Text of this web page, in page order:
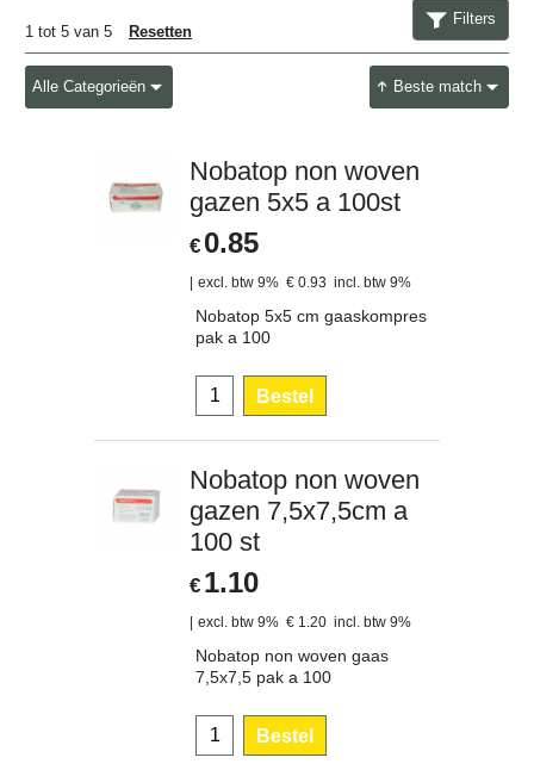
1 tot 5 van 5 Resetten
Filters
Alle Categorieën Beste match
Nobatop non woven
gazen 5x5 a 100st
€ 0.85
excl. btw 9% € 0.93 incl. btw 9%
Nobatop 5x5 cm gaaskompres
pak a 100
Bestel
Nobatop non woven
gazen 7,5x7,5cm a
100 st
€ 1.10
excl. btw 9% € 1.20 incl. btw 9%
Nobatop non woven gaas
7,5x7,5 pak a 100
Bestel